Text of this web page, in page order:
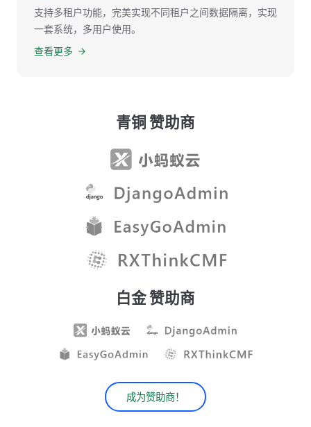
支持多租户功能，完美实现不同租户之间数据隔离，实现
一套系统，多用户使用。
查看更多
青铜 赞助商
白金 赞助商
成为赞助商！